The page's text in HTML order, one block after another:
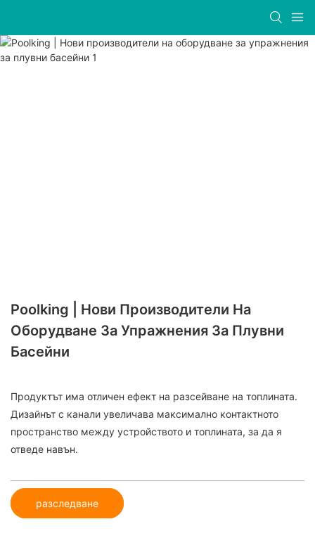
Poolking | Нови Производители На
Оборудване За Упражнения За Плувни
Басейни
Продуктът има отличен ефект на разсейване на топлината.
Дизайнът с канали увеличава максимално контактното
пространство между устройството и топлината, за да я
отведе навън.
разследване